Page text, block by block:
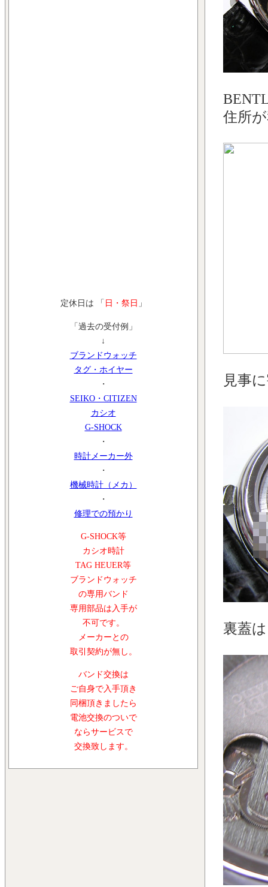
定休日は 「 日・祭日 」
「過去の受付例」
↓
ブランドウォッチ
タグ・ホイヤー
・
SEIKO・CITIZEN
カシオ
G-SHOCK
・
時計メーカー外
・
機械時計（メカ）
・
修理での預かり
G-SHOCK等
カシオ時計
TAG HEUER等
ブランドウォッチ
の専用バンド
専用部品は入手が
不可です。
メーカーとの
取引契約が無し。
バンド交換は
ご自身で入手頂き
同梱頂きましたら
電池交換のついで
ならサービスで
交換致します。
住所
見事
裏蓋